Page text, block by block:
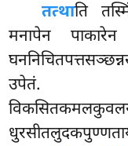
तत्थाति
मनापेन पाकारेन
उपेतं.